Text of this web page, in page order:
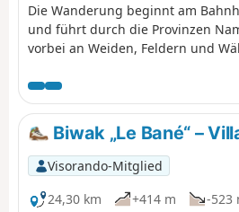
Die Wanderung beginnt am
und führt durch die Provinzen
vorbei an Weiden, Feldern und
Bahnhof von Paliseul.
Biwak „Le Bané“ –
Visorando-Mitglied
24,30 km
+414 m
-523